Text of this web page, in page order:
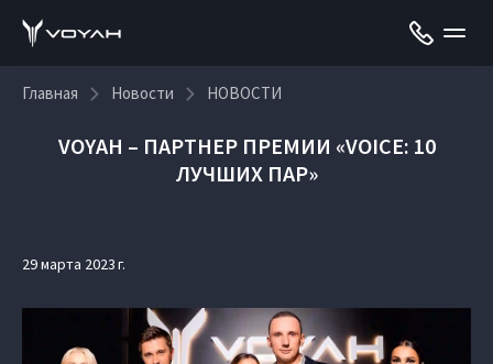
Главная Новости НОВОСТИ
VOYAH – ПАРТНЕР ПРЕМИИ «VOICE: 10
ЛУЧШИХ ПАР»
29 марта 2023 г.